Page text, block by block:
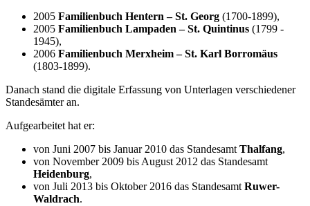
2005 Familienbuch Hentern – St. Georg (1700-1899),
2005 Familienbuch Lampaden – St. Quintinus (1799 -
1945),
2006 Familienbuch Merxheim – St. Karl Borromäus
(1803-1899).
Danach stand die digitale Erfassung von Unterlagen verschiedener
Standesämter an.
Aufgearbeitet hat er:
von Juni 2007 bis Januar 2010 das Standesamt Thalfang,
von November 2009 bis August 2012 das Standesamt
Heidenburg,
von Juli 2013 bis Oktober 2016 das Standesamt Ruwer-
Waldrach.